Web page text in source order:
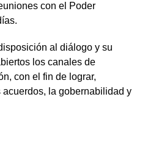
con el Poder
al diálogo y su
los canales de
con el fin de lograr,
la gobernabilidad y